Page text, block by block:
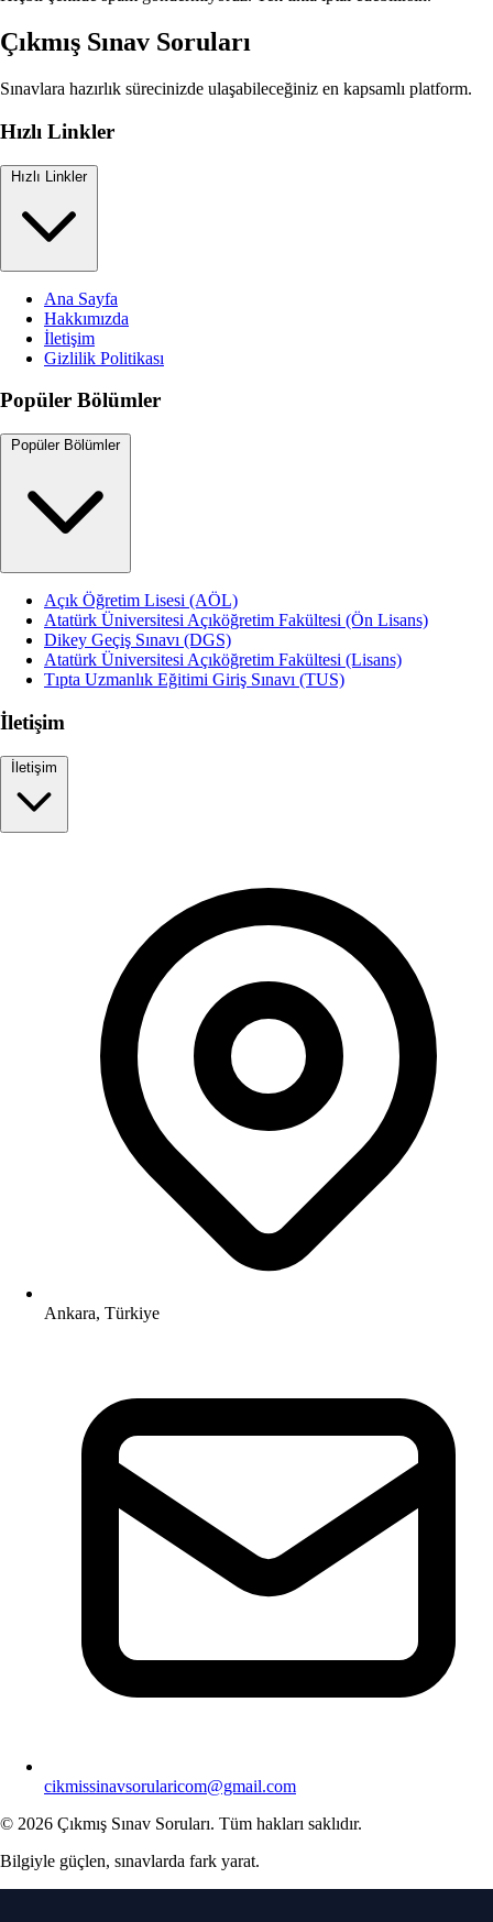
Çıkmış Sınav Soruları
Sınavlara hazırlık sürecinizde ulaşabileceğiniz en kapsamlı platform.
Hızlı Linkler
Hızlı Linkler
Ana Sayfa
Hakkımızda
İletişim
Gizlilik Politikası
Popüler Bölümler
Popüler Bölümler
Açık Öğretim Lisesi (AÖL)
Atatürk Üniversitesi Açıköğretim Fakültesi (Ön Lisans)
Dikey Geçiş Sınavı (DGS)
Atatürk Üniversitesi Açıköğretim Fakültesi (Lisans)
Tıpta Uzmanlık Eğitimi Giriş Sınavı (TUS)
İletişim
İletişim
Ankara, Türkiye
cikmissinavsorularicom@gmail.com
© 2026 Çıkmış Sınav Soruları. Tüm hakları saklıdır.
Bilgiyle güçlen, sınavlarda fark yarat.